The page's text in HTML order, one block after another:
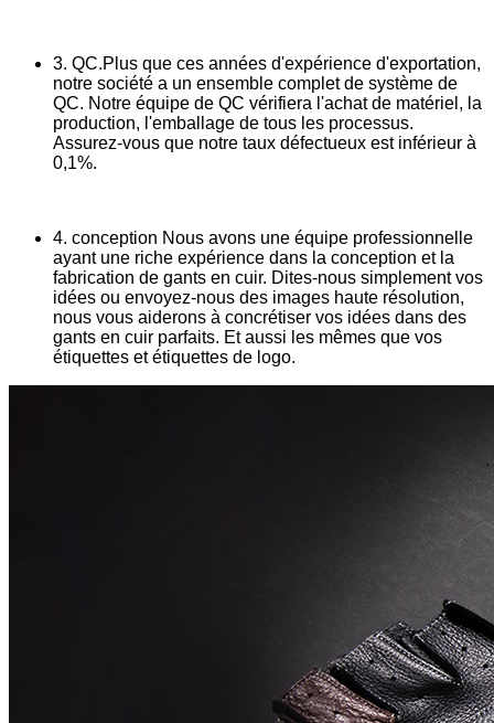
3. QC.Plus que ces années d'expérience d'exportation,
notre société a un ensemble complet de système de
QC. Notre équipe de QC vérifiera l'achat de matériel, la
production, l'emballage de tous les processus.
Assurez-vous que notre taux défectueux est inférieur à
0,1%.
4. conception Nous avons une équipe professionnelle
ayant une riche expérience dans la conception et la
fabrication de gants en cuir. Dites-nous simplement vos
idées ou envoyez-nous des images haute résolution,
nous vous aiderons à concrétiser vos idées dans des
gants en cuir parfaits. Et aussi les mêmes que vos
étiquettes et étiquettes de logo.